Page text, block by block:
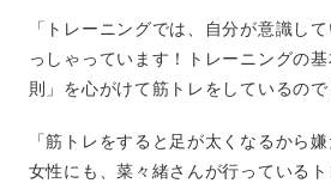
「トレーニングでは、自分が意識し
っしゃっています！トレーニングの
則」を心がけて筋トレをしているので
「筋トレをすると足が太くなるから
女性にも、菜々緒さんが行っている